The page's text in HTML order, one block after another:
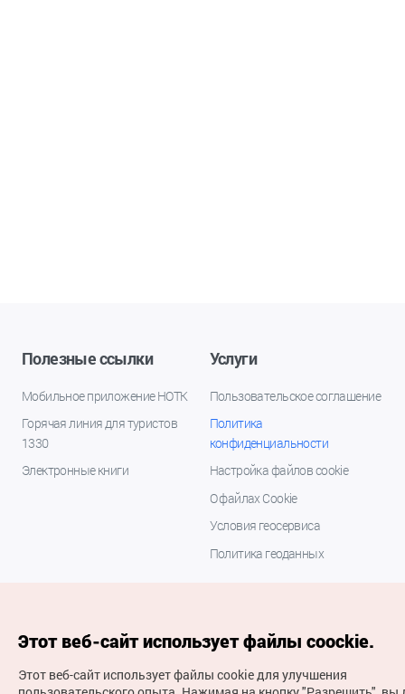
Полезные ссылки
Мобильное приложение НОТК
Горячая линия для туристов
1330
Электронные книги
Услуги
Пользовательское соглашение
Политика
конфиденциальности
Настройка файлов cookie
О файлах Cookie
Условия геосервиса
Политика геоданных
Этот веб-сайт использует файлы coockie.
Этот веб-сайт использует файлы cookie для улучшения